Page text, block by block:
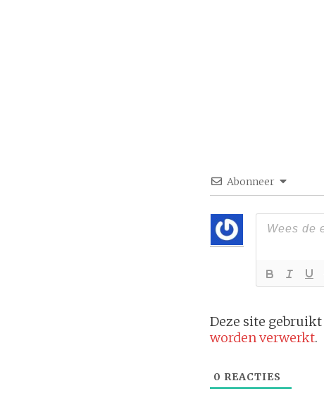
Abonneer
Deze site
worden verwerkt.
0 REACTIES